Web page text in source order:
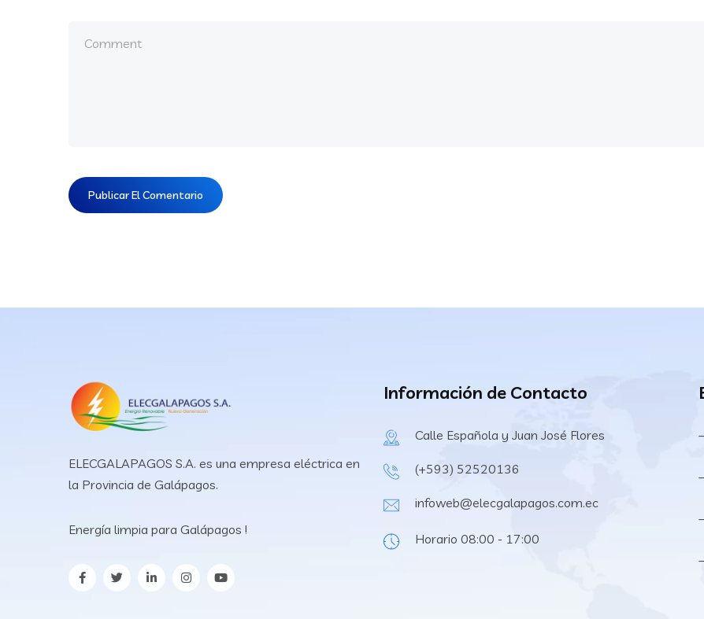
ELECGALAPAGOS S.A. es una empresa eléctrica en
la Provincia de Galápagos.
Energía limpia para Galápagos !
Información de Contacto
Calle Española y Juan José Flores
(+593) 52520136
infoweb@elecgalapagos.com.ec
Horario 08:00 - 17:00